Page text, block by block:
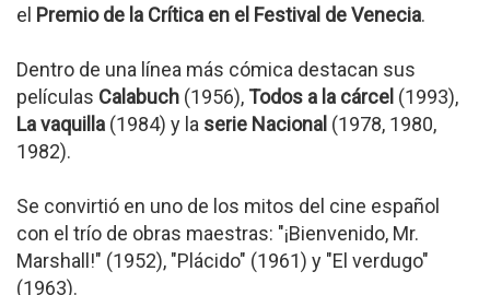
el Premio de la Crítica en el Festival de Venecia.
Dentro de una línea más cómica destacan sus
películas Calabuch (1956), Todos a la cárcel (1993),
La vaquilla (1984) y la serie Nacional (1978, 1980,
1982).
Se convirtió en uno de los mitos del cine español
con el trío de obras maestras: "¡Bienvenido, Mr.
Marshall!" (1952), "Plácido" (1961) y "El verdugo"
(1963).